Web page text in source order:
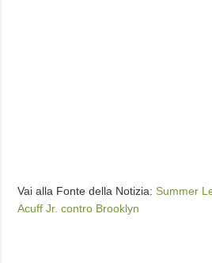
Vai alla Fonte della Notizia:Summer
Acuff Jr. contro Brooklyn